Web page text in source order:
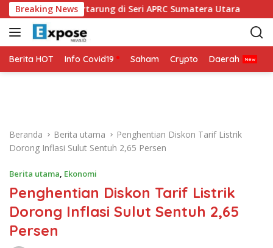
a
g
u
Breaking News
DMO Siap Bertarung di Seri APRC Sumatera Utara
Berita HOT Info Covid19 Saham Crypto Daerah
Beranda Berita utama
Penghentian Diskon Tarif Listrik
Dorong Inflasi Sulut Sentuh 2,65 Persen
Berita utama, Ekonomi
Penghentian Diskon Tarif Listrik
Dorong Inflasi Sulut Sentuh 2,65
Persen